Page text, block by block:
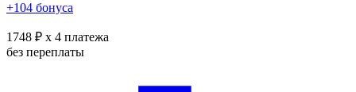
+104 бонуса
1748 ₽ x 4 платежа
без переплаты